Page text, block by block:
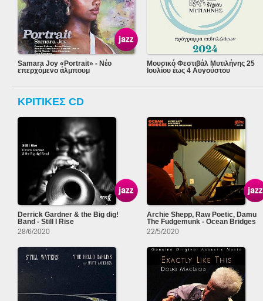
Samara Joy «Portrait» - Νέο
επερχόμενο άλμπουμ
Μουσικό Φεστιβάλ Μυτιλήνης 25
Ιουλίου έως 4 Αυγούστου
ΚΡΙΤΙΚΕΣ CD
Derrick Gardner & the Big dig!
Band - Still I Rise
28/6/2020
Archie Shepp, Raw Poetic, Damu
The Fudgemunk - Ocean Bridges
22/5/2020